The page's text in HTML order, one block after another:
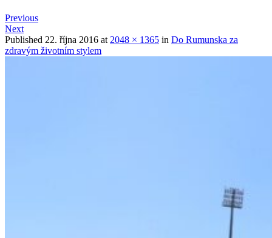
Previous
Next
Published 22. října 2016 at 2048 × 1365 in Do Rumunska za
zdravým životním stylem